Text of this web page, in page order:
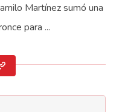
Martínez sumó una
para ...